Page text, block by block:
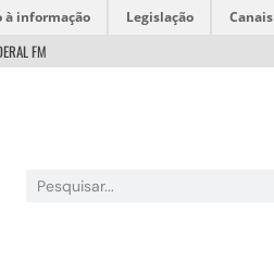
à informação Legislação Canais
FM